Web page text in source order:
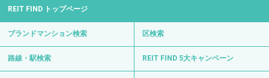
REIT FIND トップページ
ブランドマンション検索 区検索
路線・駅検索 REIT FIND 5大キャンペーン